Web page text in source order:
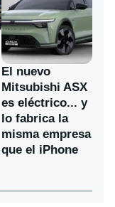
El nuevo
Mitsubishi ASX
es eléctrico... y
lo fabrica la
misma empresa
que el iPhone